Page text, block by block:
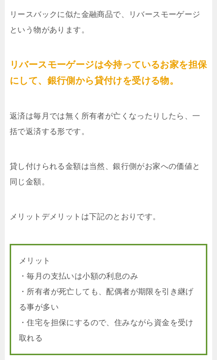
リースバックに似た金融商品で、リバースモーゲージ
という物があります。
リバースモーゲージは今持っているお家を担保
にして、銀行側から貸付けを受ける物。
返済は毎月では無く所有者が亡くなったりしたら、一
括で返済する形です。
貸し付けられる金額は当然、銀行側がお家への価値と
同じ金額。
メリットデメリットは下記のとおりです。
メリット
・毎月の支払いは小額の利息のみ
・所有者が死亡しても、配偶者が期限を引き継げ
る事が多い
・住宅を担保にするので、住みながら資金を受け
取れる